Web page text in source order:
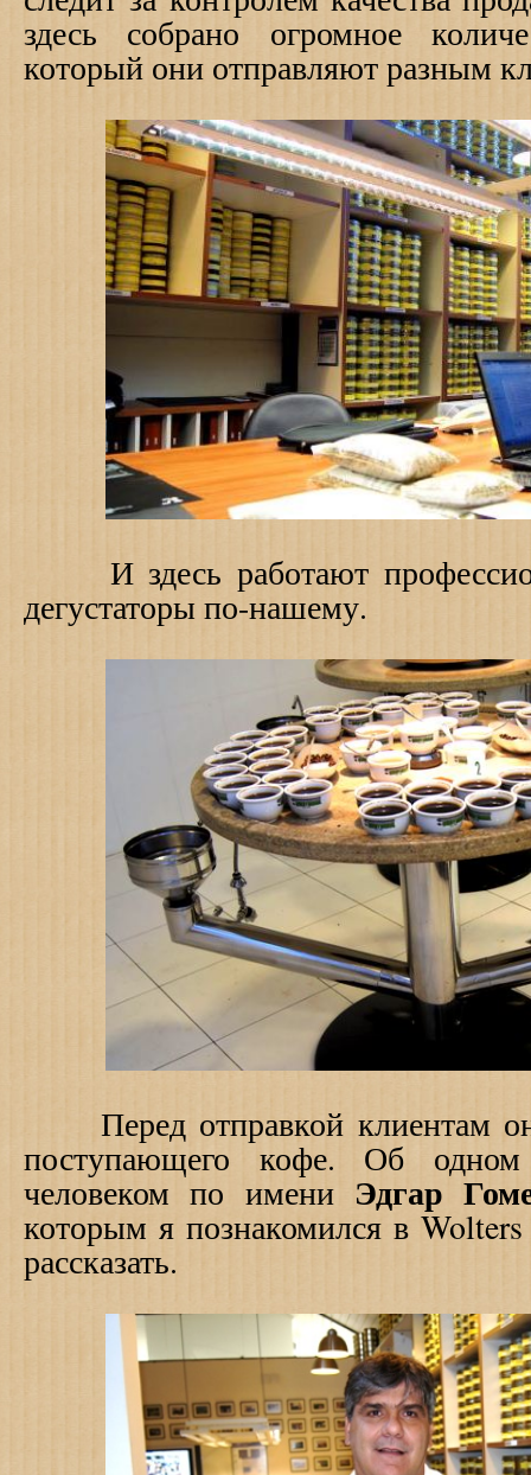
здесь собрано огромное
который они отправляют разным
И здесь работают
дегустаторы по-нашему.
Перед отправкой клиентам
поступающего кофе. Об
человеком по имени Эдгар
которым я познакомился в
рассказать.